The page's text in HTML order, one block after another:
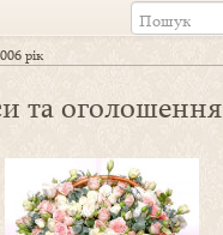
рік
та оголошення